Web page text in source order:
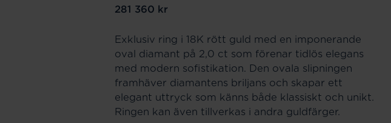
Pris :281 360 kr
281 360 kr
Exklusiv ring i 18K rött guld med en imponerande
oval diamant på 2,0 ct som förenar tidlös elegans
med modern sofistikation. Den ovala slipningen
framhäver diamantens briljans och skapar ett
elegant uttryck som känns både klassiskt och unikt.
Ringen kan även tillverkas i andra guldfärger.